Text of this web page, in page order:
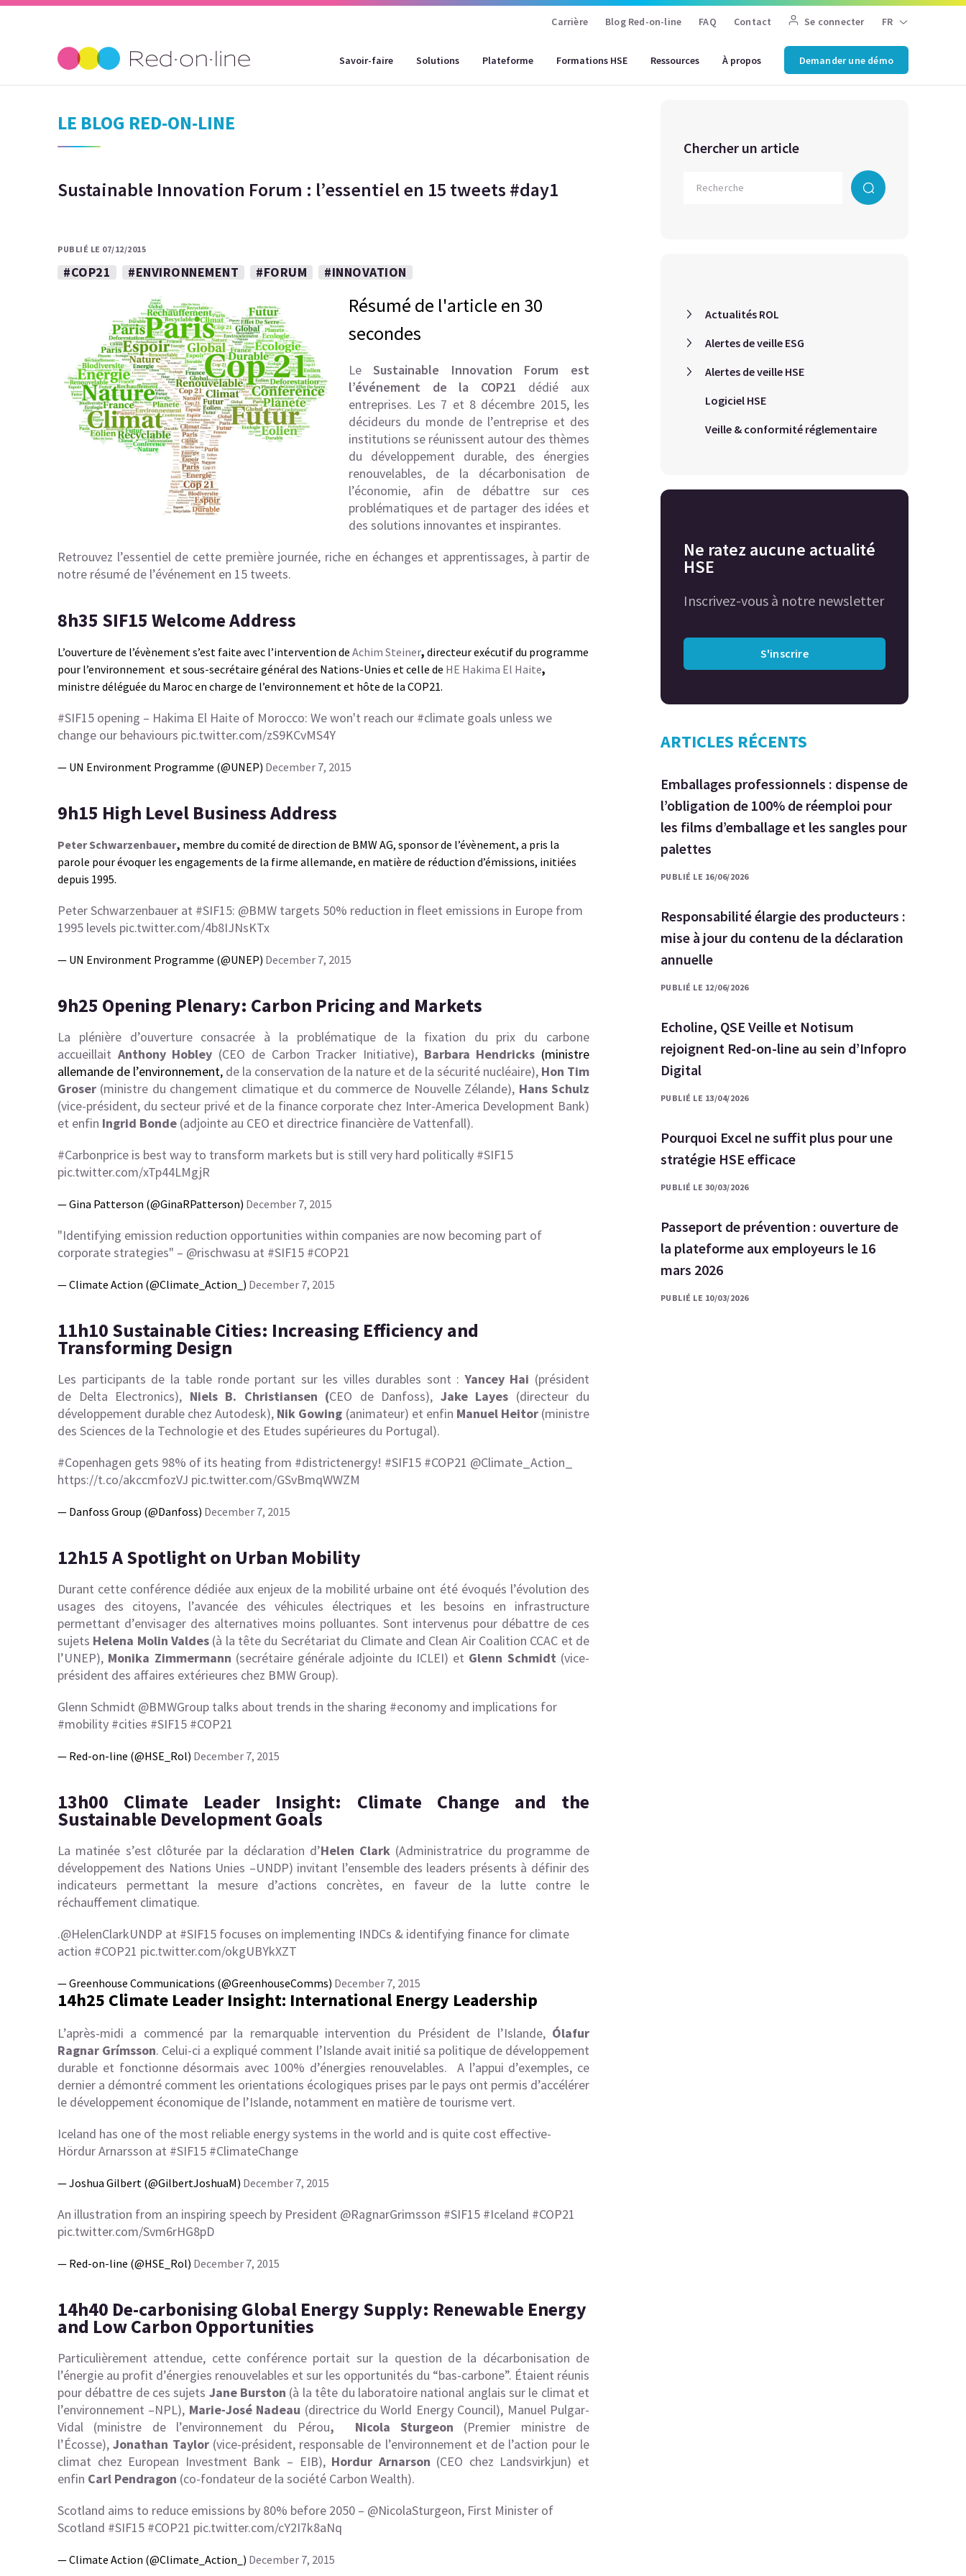
Carrière Blog Red-on-line FAQ Contact Se connecter FR
Savoir-faire Solutions Plateforme Formations HSE Ressources À propos Demander une démo
LE BLOG RED-ON-LINE
Sustainable Innovation Forum : l’essentiel en 15 tweets #day1
PUBLIÉ LE 07/12/2015
#COP21 #ENVIRONNEMENT #FORUM #INNOVATION
Résumé de l'article en 30
secondes
LeSustainable Innovation Forum est
l’événement de la COP21 dédié aux
entreprises. Les 7 et 8 décembre 2015, les
décideurs du monde de l’entreprise et des
institutions se réunissent autour des thèmes
du développement durable, des énergies
renouvelables, de la décarbonisation de
l’économie, afin de débattre sur ces
problématiques et de partager des idées et
des solutions innovantes et inspirantes.
Retrouvez l’essentiel de cette première journée, riche en échanges et apprentissages, à partir de
notre résumé de l’événement en 15 tweets.
8h35 SIF15 Welcome Address
L’ouverture de l’évènement s’est faite avec l’intervention de Achim Steiner, directeur exécutif du programme
pour l’environnement et sous-secrétaire général des Nations-Unies et celle de HE Hakima El Haite,
ministre déléguée du Maroc en charge de l’environnement et hôte de la COP21.
#SIF15 opening – Hakima El Haite of Morocco: We won't reach our #climate goals unless we
change our behaviours pic.twitter.com/zS9KCvMS4Y
— UN Environment Programme (@UNEP) December 7, 2015
9h15 High Level Business Address
Peter Schwarzenbauer, membre du comité de direction de BMW AG, sponsor de l’évènement, a pris la
parole pour évoquer les engagements de la firme allemande, en matière de réduction d’émissions, initiées
depuis 1995.
Peter Schwarzenbauer at #SIF15: @BMW targets 50% reduction in fleet emissions in Europe from
1995 levels pic.twitter.com/4b8IJNsKTx
— UN Environment Programme (@UNEP) December 7, 2015
9h25 Opening Plenary: Carbon Pricing and Markets
La plénière d’ouverture consacrée à la problématique de la fixation du prix du carbone
accueillait Anthony Hobley (CEO de Carbon Tracker Initiative), Barbara Hendricks (ministre
allemande de l’environnement, de la conservation de la nature et de la sécurité nucléaire), Hon Tim
Groser (ministre du changement climatique et du commerce de Nouvelle Zélande), Hans Schulz
(vice-président, du secteur privé et de la finance corporate chez Inter-America Development Bank)
et enfin Ingrid Bonde (adjointe au CEO et directrice financière deVattenfall).
#Carbonprice is best way to transform markets but is still very hard politically #SIF15
pic.twitter.com/xTp44LMgjR
— Gina Patterson (@GinaRPatterson) December 7, 2015
"Identifying emission reduction opportunities within companies are now becoming part of
corporate strategies" – @rischwasu at #SIF15 #COP21
— Climate Action (@Climate_Action_) December 7, 2015
11h10 Sustainable Cities: Increasing Efficiency and
Transforming Design
Les participants de la table ronde portant sur les villes durables sont :Yancey Hai (président
de Delta Electronics), Niels B. Christiansen (CEO de Danfoss), Jake Layes (directeur du
développement durable chez Autodesk), Nik Gowing (animateur) et enfin Manuel Heitor(ministre
des Sciences de la Technologie et des Etudes supérieures du Portugal).
#Copenhagen gets 98% of its heating from #districtenergy! #SIF15 #COP21 @Climate_Action_
https://t.co/akccmfozVJ pic.twitter.com/GSvBmqWWZM
— Danfoss Group (@Danfoss) December 7, 2015
12h15 A Spotlight on Urban Mobility
Durant cette conférence dédiée aux enjeux de la mobilité urbaine ont été évoqués l’évolution des
usages des citoyens, l’avancée des véhicules électriques et les besoins en infrastructure
permettant d’envisager des alternatives moins polluantes. Sont intervenus pour débattre de ces
sujets Helena Molin Valdes (à la tête du Secrétariat du Climate and Clean Air Coalition CCAC et de
l’UNEP), Monika Zimmermann (secrétaire générale adjointe du ICLEI) et Glenn Schmidt (vice-
président des affaires extérieures chez BMW Group).
Glenn Schmidt @BMWGroup talks about trends in the sharing #economy and implications for
#mobility #cities #SIF15 #COP21
— Red-on-line (@HSE_Rol) December 7, 2015
13h00 Climate Leader Insight: Climate Change and the
Sustainable Development Goals
La matinée s’est clôturée par la déclaration d’Helen Clark (Administratrice du programme de
développement des Nations Unies –UNDP) invitant l’ensemble des leaders présents à définir des
indicateurs permettant la mesure d’actions concrètes, en faveur de la lutte contre le
réchauffement climatique.
.@HelenClarkUNDP at #SIF15 focuses on implementing INDCs & identifying finance for climate
action #COP21 pic.twitter.com/okgUBYkXZT
— Greenhouse Communications (@GreenhouseComms) December 7, 2015
14h25 Climate Leader Insight: International Energy Leadership
L’après-midi a commencé par la remarquable intervention du Président de l’Islande,Ólafur
Ragnar Grímsson. Celui-ci a expliqué comment l’Islande avait initié sa politique de développement
durable et fonctionne désormais avec 100% d’énergies renouvelables. A l’appui d’exemples, ce
dernier a démontré comment les orientations écologiques prises par le pays ont permis d’accélérer
le développement économique de l’Islande, notamment en matière de tourisme vert.
Iceland has one of the most reliable energy systems in the world and is quite cost effective-
Hördur Arnarsson at #SIF15 #ClimateChange
— Joshua Gilbert (@GilbertJoshuaM) December 7, 2015
An illustration from an inspiring speech by President @RagnarGrimsson #SIF15 #Iceland #COP21
pic.twitter.com/Svm6rHG8pD
— Red-on-line (@HSE_Rol) December 7, 2015
14h40 De-carbonising Global Energy Supply: Renewable Energy
and Low Carbon Opportunities
Particulièrement attendue, cette conférence portait sur la question de la décarbonisation de
l’énergie au profit d’énergies renouvelables et sur les opportunités du “bas-carbone”. Étaient réunis
pour débattre de ces sujets Jane Burston (à la tête du laboratoire national anglais sur le climat et
l’environnement –NPL), Marie-José Nadeau (directrice duWorld Energy Council), Manuel Pulgar-
Vidal
(ministre de l’environnement du Pérou, Nicola Sturgeon (Premier ministre de
l’Écosse), Jonathan Taylor(vice-président, responsable de l’environnement et de l’action pour le
climat chez European Investment Bank – EIB), Hordur Arnarson (CEO chez Landsvirkjun) et
enfin Carl Pendragon (co-fondateur de la société Carbon Wealth).
Scotland aims to reduce emissions by 80% before 2050 – @NicolaSturgeon, First Minister of
Scotland #SIF15 #COP21 pic.twitter.com/cY2I7k8aNq
— Climate Action (@Climate_Action_) December 7, 2015
Chercher un article
Actualités ROL
Alertes de veille ESG
Alertes de veille HSE
Logiciel HSE
Veille & conformité réglementaire
Ne ratez aucune actualité
HSE
Inscrivez-vous à notre newsletter
S'inscrire
ARTICLES RÉCENTS
Emballages professionnels : dispense de
l’obligation de 100% de réemploi pour
les films d’emballage et les sangles pour
palettes
PUBLIÉ LE 16/06/2026
Responsabilité élargie des producteurs :
mise à jour du contenu de la déclaration
annuelle
PUBLIÉ LE 12/06/2026
Echoline, QSE Veille et Notisum
rejoignent Red-on-line au sein d’Infopro
Digital
PUBLIÉ LE 13/04/2026
Pourquoi Excel ne suffit plus pour une
stratégie HSE efficace
PUBLIÉ LE 30/03/2026
Passeport de prévention : ouverture de
la plateforme aux employeurs le 16
mars 2026
PUBLIÉ LE 10/03/2026